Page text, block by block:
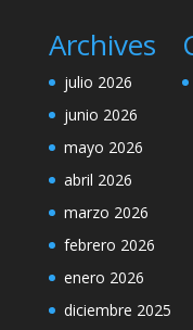
Archives
julio 2026
junio 2026
mayo 2026
abril 2026
marzo 2026
febrero 2026
enero 2026
diciembre 2025